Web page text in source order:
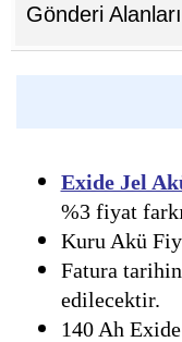
Gönderi Alanları
Exide Jel
%3 fiyat
Kuru Akü
Fatura
edilecektir.
140 Ah